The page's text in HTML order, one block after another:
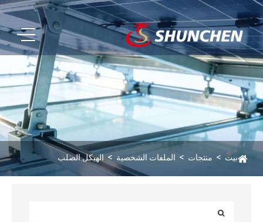
بيت منتجات الملفات الشخصية الهيكل الصلب